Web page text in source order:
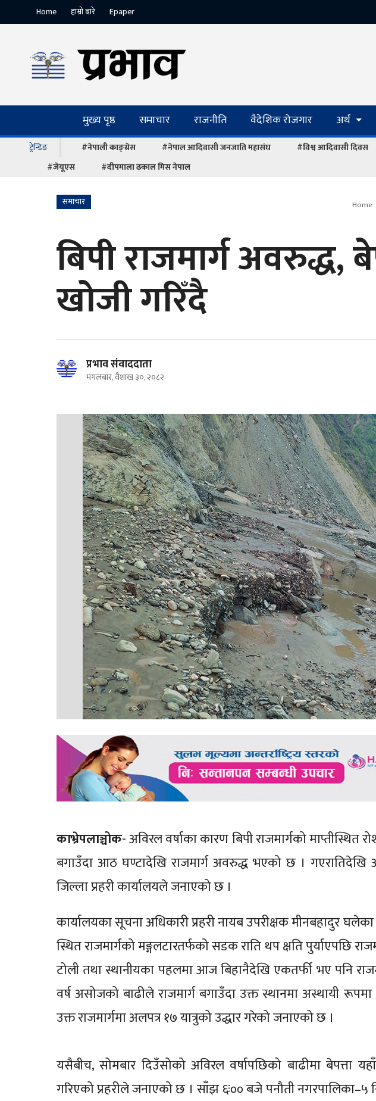
Home हाम्रो बारे Epaper
मुख्य पृष्ठ समाचार राजनीति वैदेशिक रोजगार अर्थ
ट्रेन्डिङ #नेपाली काङ्ग्रेस #नेपाल आदिवासी जनजाति महासंघ #विश्व आदिवासी दिवस
#जेयूएस
#दीपमाला ढकाल मिस नेपाल
समाचार Home
बिपी राजमार्ग अवरुद्ध,
खोजी गरिँदै
प्रभाव संवाददाता
मंगलबार, वैशाख ३०, २०८२
काभ्रेपलाञ्चोक- अविरल वर्षाका कारण बिपी राजमार्गको माप्तीस्थित
बगाउँदा आठ घण्टादेखि राजमार्ग अवरुद्ध भएको छ । गएरातिदेखि
जिल्ला प्रहरी कार्यालयले जनाएको छ ।
कार्यालयका सूचना अधिकारी प्रहरी नायब उपरीक्षक मीनबहादुर
स्थित राजमार्गको मङ्गलटारतर्फको सडक राति थप क्षति पुर्याएपछि
टोली तथा स्थानीयका पहलमा आज बिहानैदेखि एकतर्फी भए पनि
वर्ष असोजको बाढीले राजमार्ग बगाउँदा उक्त स्थानमा अस्थायी रूपमा
उक्त राजमार्गमा अलपत्र १७ यात्रुको उद्धार गरेको जनाएको छ ।
यसैबीच, सोमबार दिउँसोको अविरल वर्षापछिको बाढीमा
गरिएको प्रहरीले जनाएको छ । साँझ ६ः०० बजे पनौती